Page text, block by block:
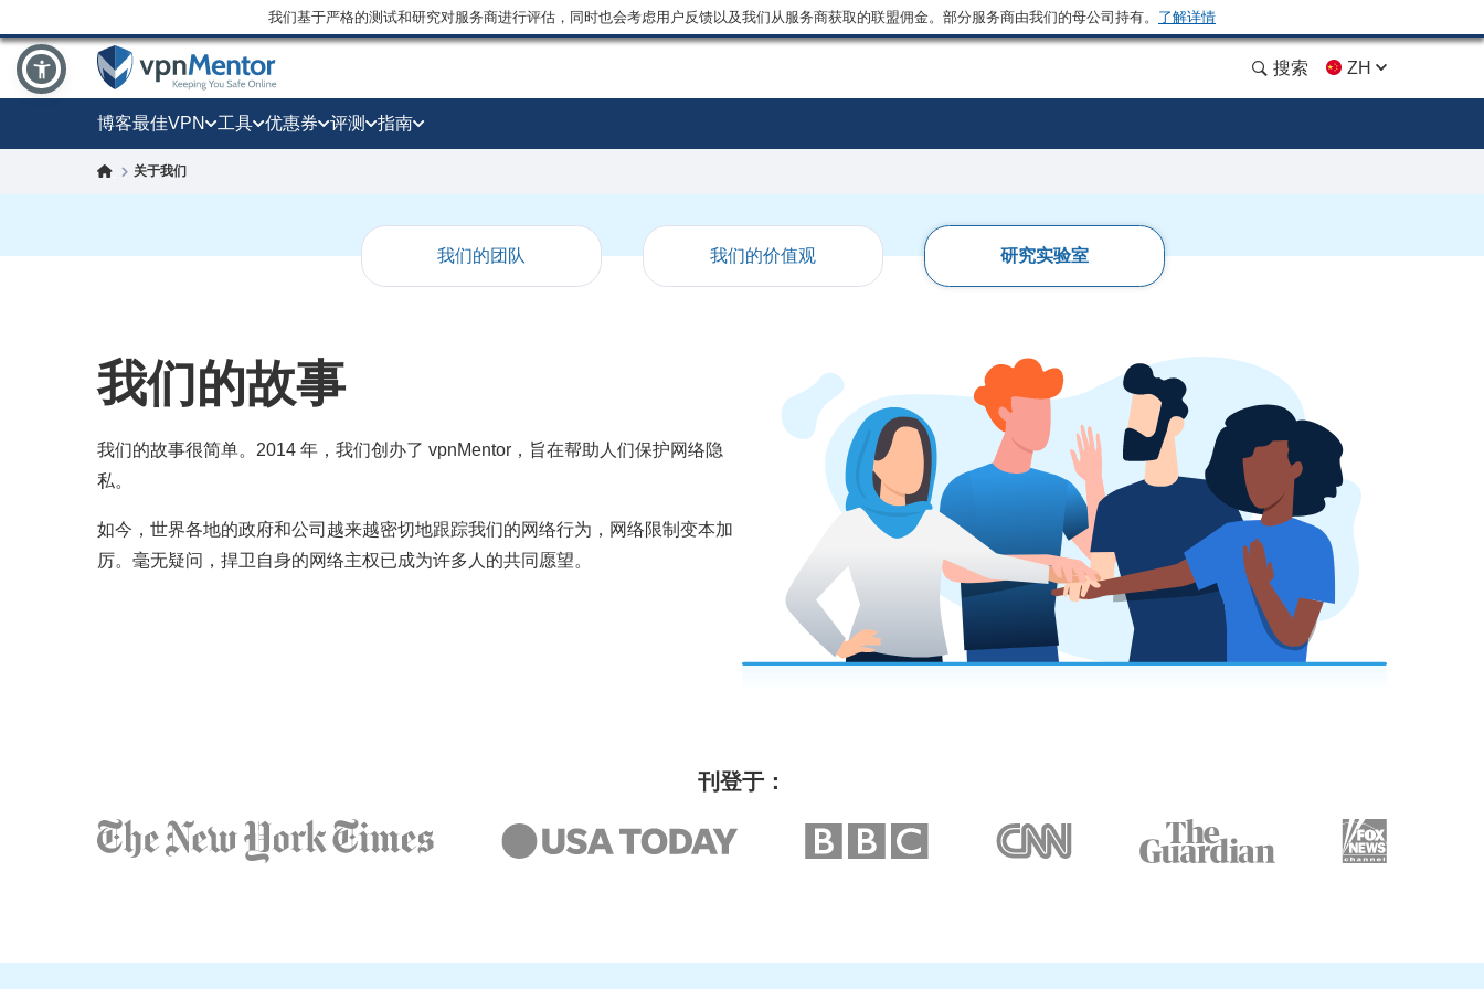
我们基于严格的测试和研究对服务商进行评估，同时也会考虑用户反馈以及我们从服务商获取的联盟佣金。部分服务商由我们的母公司持有。 了解详情
搜索 ZH
博客最佳VPN 工具 优惠券 评测 指南
关于我们
我们的团队 我们的价值观 研究实验室
我们的故事
我们的故事很简单。2014 年，我们创办了 vpnMentor，旨在帮助人们保护网络隐
私。
如今，世界各地的政府和公司越来越密切地跟踪我们的网络行为，网络限制变本加
厉。毫无疑问，捍卫自身的网络主权已成为许多人的共同愿望。
刊登于：